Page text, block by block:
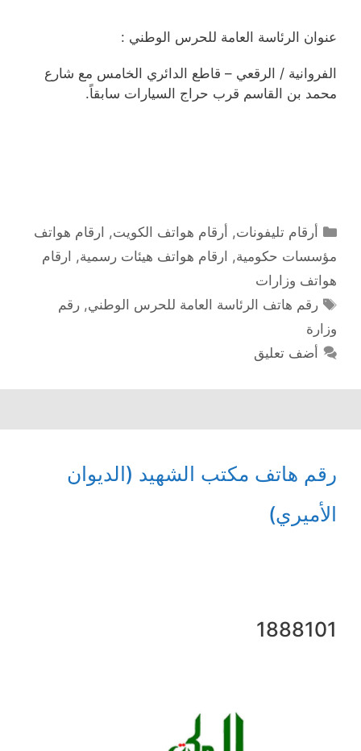
عنوان الرئاسة العامة للحرس الوطني :
الفروانية / الرقعي – قاطع الدائري الخامس مع شارع
محمد بن القاسم قرب حراج السيارات سابقاً.
التصنيفات
أرقام تليفونات, أرقام هواتف الكويت, ارقام هواتف
مؤسسات حكومية, ارقام هواتف هيئات رسمية, ارقام
هواتف وزارات
الوسوم
رقم هاتف الرئاسة العامة للحرس الوطني,رقم
وزارة
أضف تعليق
رقم هاتف مكتب الشهيد (الديوان
الأميري)
1888101